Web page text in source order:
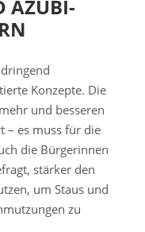
AZUBI-
Konzepte. Die
und besseren
– es muss für die
die Bürgerinnen
stärker den
um Staus und
zu